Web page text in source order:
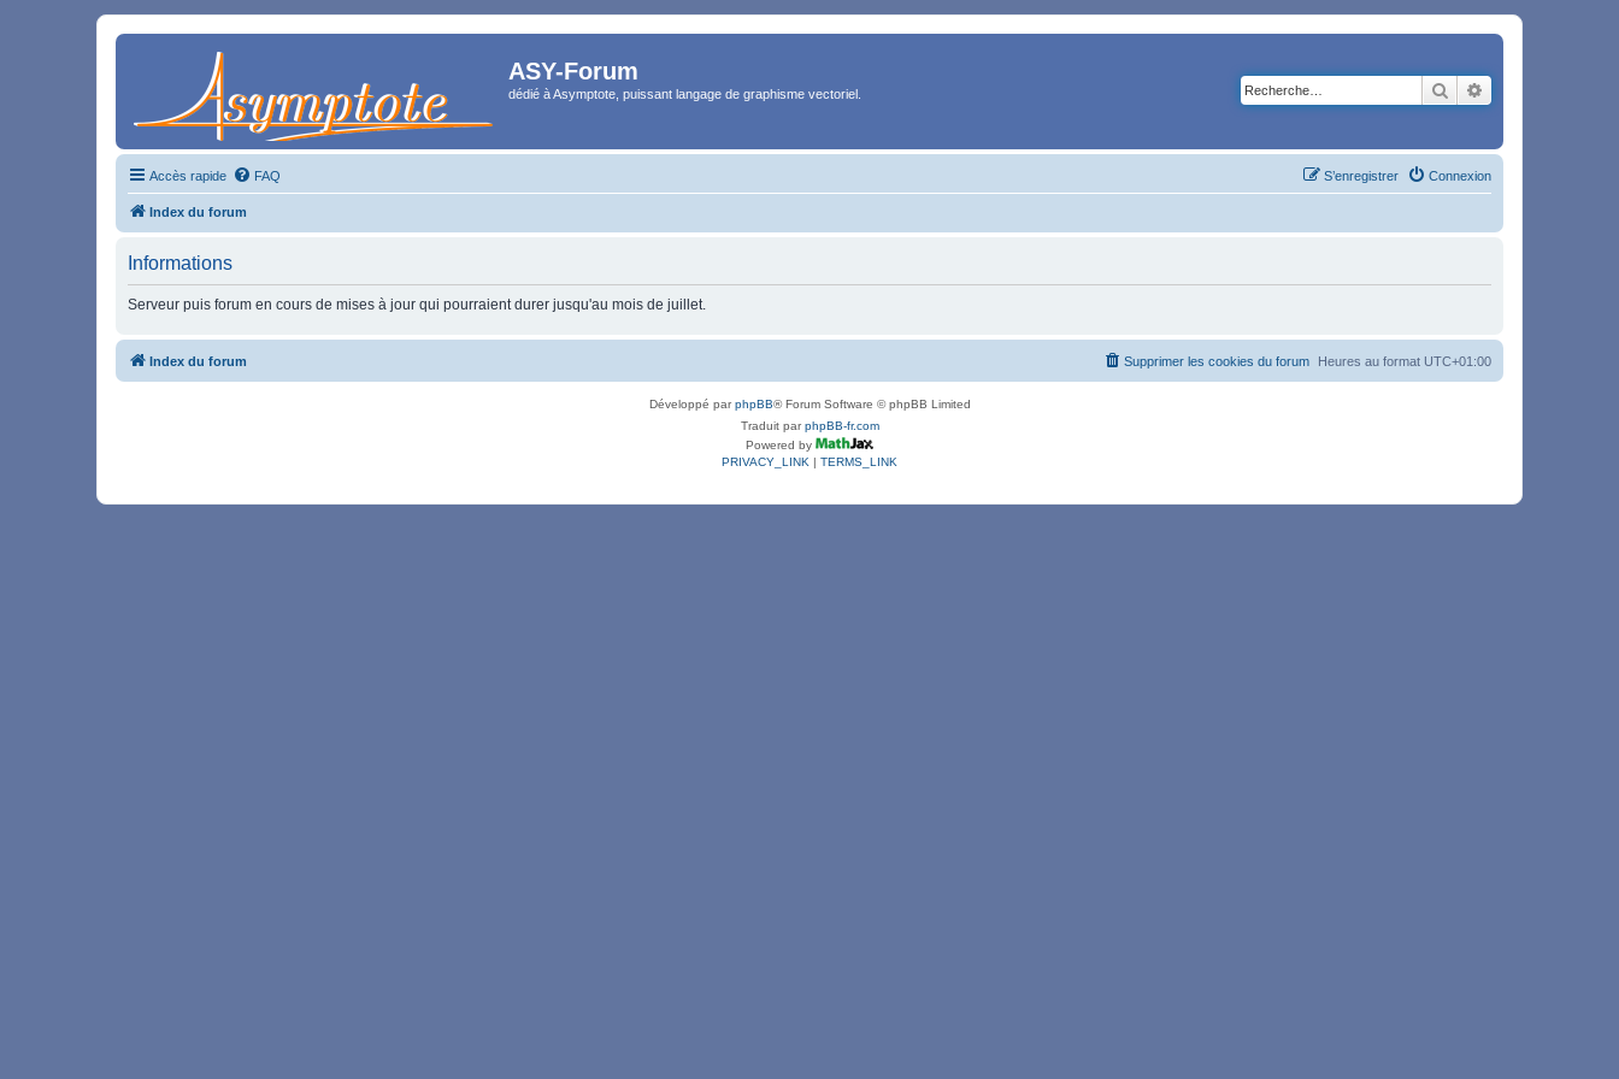
ASY-Forum
dédié à Asymptote, puissant langage de graphisme vectoriel. Rechercher
Accès rapide FAQ Connexion
S’enregistrer
Index du forum
Informations
Serveur puis forum en cours de mises à jour qui pourraient durer jusqu'au mois de juillet.
Index du forum Heures au format UTC+01:00
Supprimer les cookies du forum
Développé parphpBB® Forum Software © phpBB Limited
Traduit parphpBB-fr.com
Powered by
PRIVACY_LINK | TERMS_LINK